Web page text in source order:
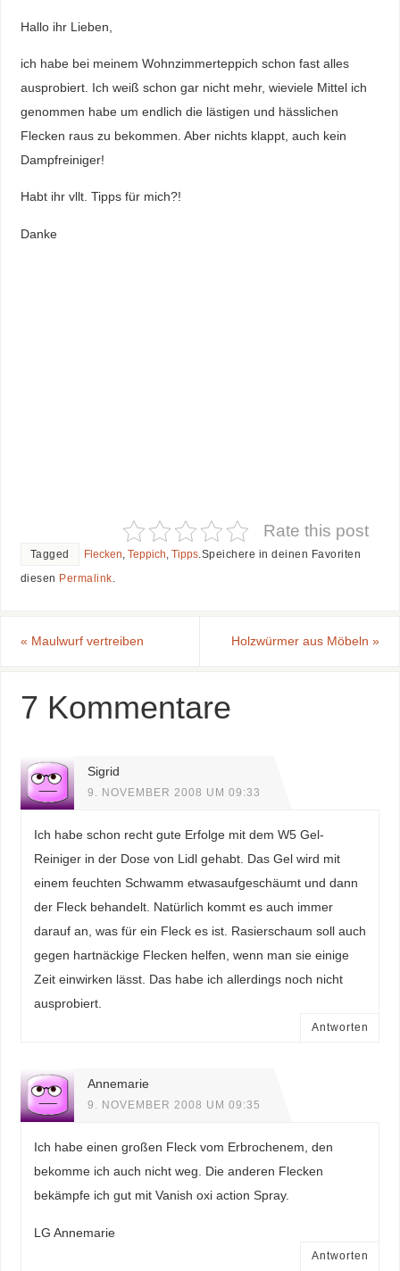
Hallo ihr Lieben,
ich habe bei meinem Wohnzimmerteppich schon fast alles
ausprobiert. Ich weiß schon gar nicht mehr, wieviele Mittel ich
genommen habe um endlich die lästigen und hässlichen
Flecken raus zu bekommen. Aber nichts klappt, auch kein
Dampfreiniger!
Habt ihr vllt. Tipps für mich?!
Danke
Rate this post
Tagged Flecken, Teppich, Tipps.Speichere in deinen Favoriten
diesen Permalink.
« Maulwurf vertreiben Holzwürmer aus Möbeln»
7 Kommentare
Sigrid
9. NOVEMBER 2008 UM 09:33
Ich habe schon recht gute Erfolge mit dem W5 Gel-
Reiniger in der Dose von Lidl gehabt. Das Gel wird mit
einem feuchten Schwamm etwasaufgeschäumt und dann
der Fleck behandelt. Natürlich kommt es auch immer
darauf an, was für ein Fleck es ist. Rasierschaum soll auch
gegen hartnäckige Flecken helfen, wenn man sie einige
Zeit einwirken lässt. Das habe ich allerdings noch nicht
ausprobiert.
Antworten
Annemarie
9. NOVEMBER 2008 UM 09:35
Ich habe einen großen Fleck vom Erbrochenem, den
bekomme ich auch nicht weg. Die anderen Flecken
bekämpfe ich gut mit Vanish oxi action Spray.
LG Annemarie
Antworten